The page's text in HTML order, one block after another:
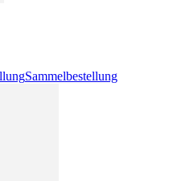
Sammelbestellung